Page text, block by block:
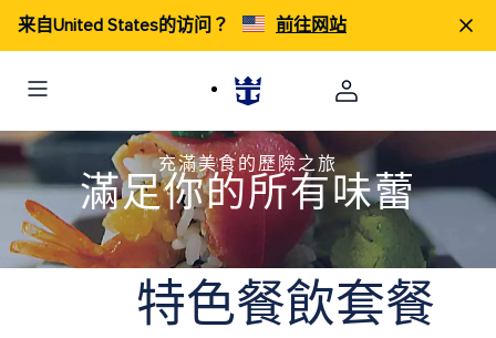
来自United States的访问？ 前往网站
充滿美食的歷險之旅
滿足你的所有味蕾
特色餐飲套餐